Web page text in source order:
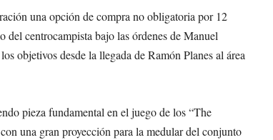
una opción de compra no obligatoria por 12
centrocampista bajo las órdenes de Manuel
objetivos desde la llegada de Ramón Planes al área
pieza fundamental en el juego de los “The
una gran proyección para la medular del conjunto